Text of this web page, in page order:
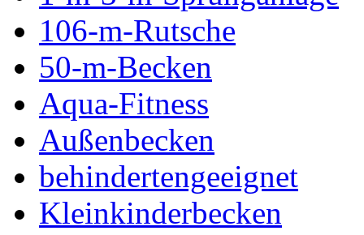
106-m-Rutsche
50-m-Becken
Aqua-Fitness
Außenbecken
behindertengeeignet
Kleinkinderbecken